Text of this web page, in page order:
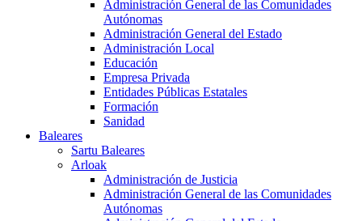
Administración General de las Comunidades
Autónomas
Administración General del Estado
Administración Local
Educación
Empresa Privada
Entidades Públicas Estatales
Formación
Sanidad
Baleares
Sartu Baleares
Arloak
Administración de Justicia
Administración General de las Comunidades
Autónomas